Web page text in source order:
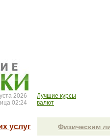
2026
02:24
Лучшие курсы
валют
услуг Физическим